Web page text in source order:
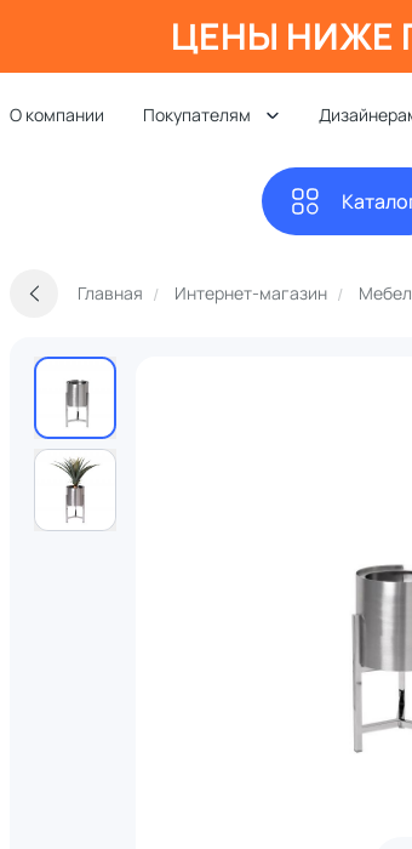
ЦЕНЫ НИЖЕ
О компании Покупателям
Главная Интернет-магазин